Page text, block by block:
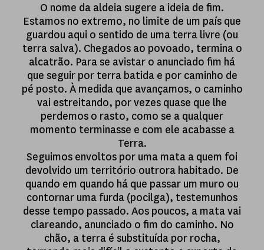
O nome da aldeia sugere a ideia de fim.
Estamos no extremo, no limite de um país que
guardou aqui o sentido de uma terra livre (ou
terra salva). Chegados ao povoado, termina o
alcatrão. Para se avistar o anunciado fim há
que seguir por terra batida e por caminho de
pé posto. À medida que avançamos, o caminho
vai estreitando, por vezes quase que lhe
perdemos o rasto, como se a qualquer
momento terminasse e com ele acabasse a
Terra.
Seguimos envoltos por uma mata a quem foi
devolvido um território outrora habitado. De
quando em quando há que passar um muro ou
contornar uma furda (pocilga), testemunhos
desse tempo passado. Aos poucos, a mata vai
clareando, anunciado o fim do caminho. No
chão, a terra é substituída por rocha,